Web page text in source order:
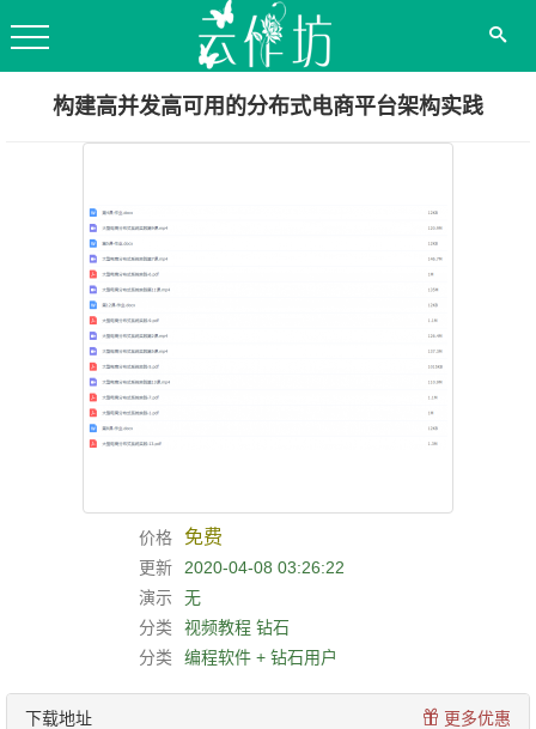
构建高并发高可用的分布式电商平台架构实践
价格 免费
更新
2020-04-08 03:26:22
演示
无
分类
视频教程 钻石
分类
编程软件 + 钻石用户
更多优惠
下载地址